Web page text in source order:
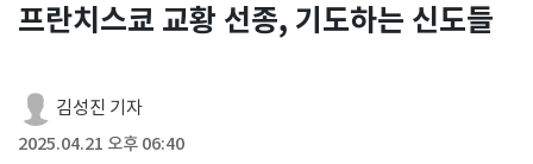
프란치스쿄 교황 선종, 기도하는 신도들
김성진 기자
2025.04.21 오후 06:40